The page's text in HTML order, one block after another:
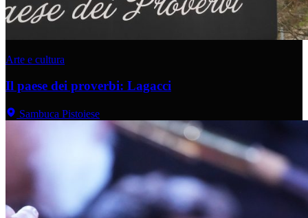
Arte e cultura
Il paese dei proverbi: Lagacci
Sambuca Pistoiese